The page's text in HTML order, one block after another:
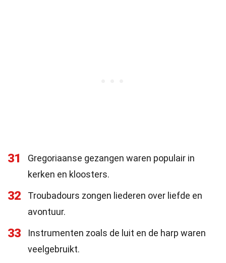
31
Gregoriaanse gezangen waren populair in
kerken en kloosters.
32
Troubadours zongen liederen over liefde en
avontuur.
33
Instrumenten zoals de luit en de harp waren
veelgebruikt.